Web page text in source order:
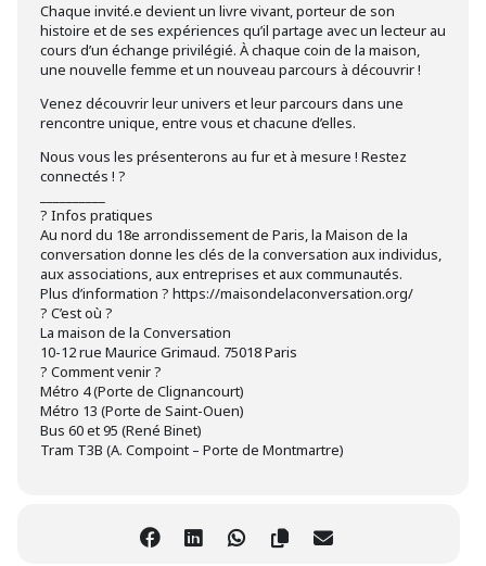
Chaque invité.e devient un livre vivant, porteur de son
histoire et de ses expériences qu’il partage avec un lecteur au
cours d’un échange privilégié. À chaque coin de la maison,
une nouvelle femme et un nouveau parcours à découvrir !
Venez découvrir leur univers et leur parcours dans une
rencontre unique, entre vous et chacune d’elles.
Nous vous les présenterons au fur et à mesure ! Restez
connectés ! ?
? Infos pratiques
Au nord du 18e arrondissement de Paris, la Maison de la
conversation donne les clés de la conversation aux individus,
aux associations, aux entreprises et aux communautés.
Plus d’information ? https://maisondelaconversation.org/
? C’est où ?
La maison de la Conversation
10-12 rue Maurice Grimaud. 75018 Paris
? Comment venir ?
Métro 4 (Porte de Clignancourt)
Métro 13 (Porte de Saint-Ouen)
Bus 60 et 95 (René Binet)
Tram T3B (A. Compoint – Porte de Montmartre)